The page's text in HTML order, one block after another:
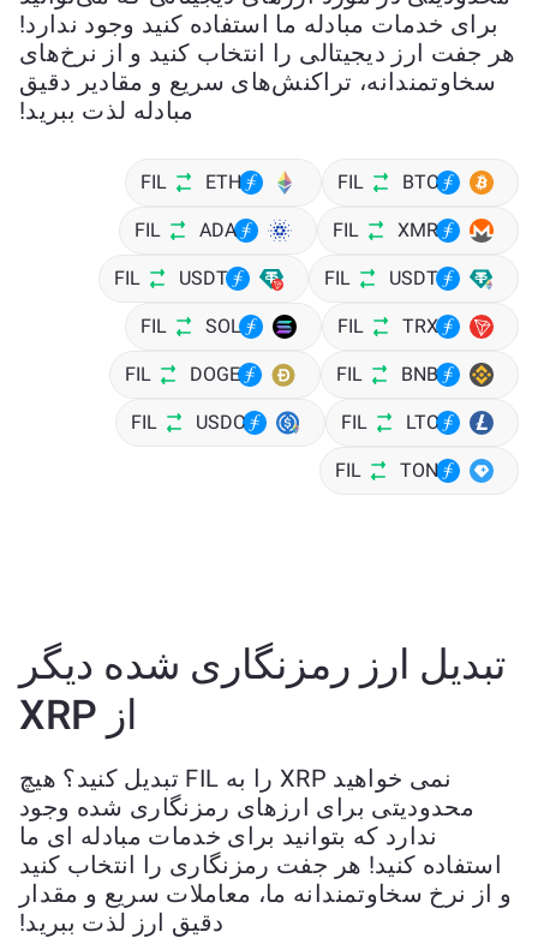
برای خدمات مبادله ما استفاده کنید وجود ندارد!
هر جفت ارز دیجیتالی را انتخاب کنید و از نرخ‌های
سخاوتمندانه، تراکنش‌های سریع و مقادیر دقیق
مبادله لذت ببرید!
BTC
FIL
ETH
FIL
XMR
FIL
ADA
FIL
USDT
FIL
USDT
FIL
TRX
FIL
SOL
FIL
BNB
FIL
DOGE
FIL
LTC
FIL
USDC
FIL
TON
FIL
تبدیل ارز رمزنگاری شده دیگر
از XRP
نمی خواهید XRP را به FIL تبدیل کنید؟ هیچ
محدودیتی برای ارزهای رمزنگاری شده وجود
ندارد که بتوانید برای خدمات مبادله ای ما
استفاده کنید! هر جفت رمزنگاری را انتخاب کنید
و از نرخ سخاوتمندانه ما، معاملات سریع و مقدار
دقیق ارز لذت ببرید!